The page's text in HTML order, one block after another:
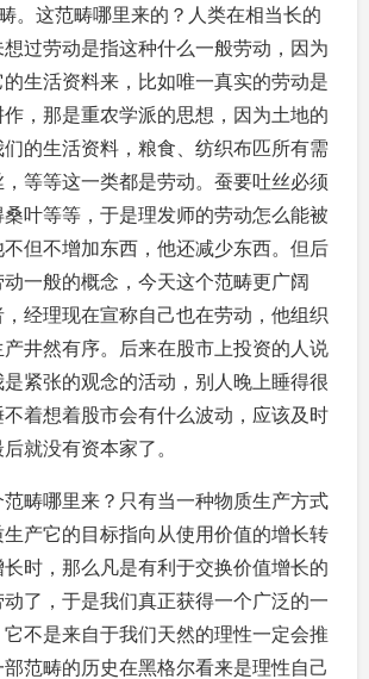
。这范畴哪里来的？人类在相当长的
过劳动是指这种什么一般劳动，因为
生活资料来，比如唯一真实的劳动是
，那是重农学派的思想，因为土地的
的生活资料，粮食、纺织布匹所有需
等等这一类都是劳动。蚕要吐丝必须
叶等等，于是理发师的劳动怎么能被
但不增加东西，他还减少东西。但后
一般的概念，今天这个范畴更广阔
经理现在宣称自己也在劳动，他组织
井然有序。后来在股市上投资的人说
紧张的观念的活动，别人晚上睡得很
着想着股市会有什么波动，应该及时
就没有资本家了。
范畴哪里来？只有当一种物质生产方式
产它的目标指向从使用价值的增长转
时，那么凡是有利于交换价值增长的
了，于是我们真正获得一个广泛的一
不是来自于我们天然的理性一定会推
范畴的历史在黑格尔看来是理性自己